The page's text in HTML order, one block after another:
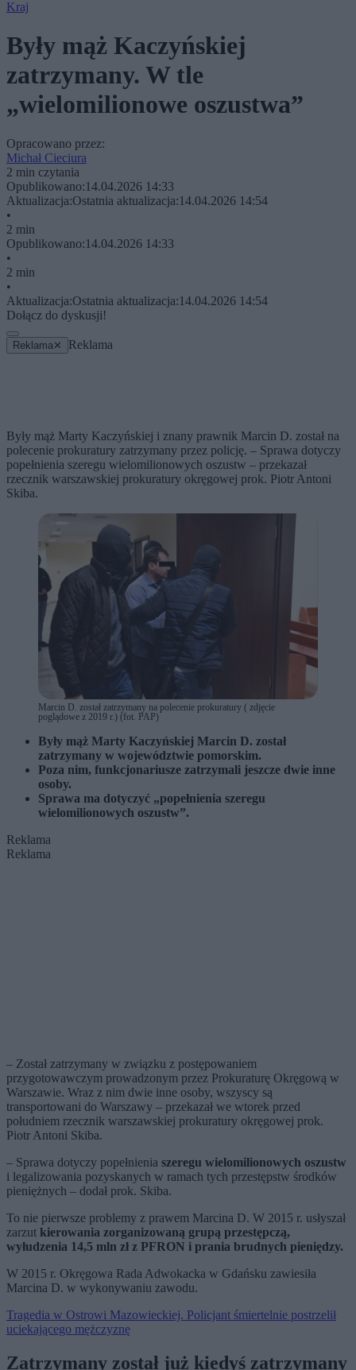
Kraj
Były mąż Kaczyńskiej
zatrzymany. W tle
„wielomilionowe oszustwa”
Opracowano przez:
Michał Cieciura
2 min czytania
Opublikowano:14.04.2026 14:33
Aktualizacja:Ostatnia aktualizacja:14.04.2026 14:54
•
2 min
Opublikowano:14.04.2026 14:33
•
2 min
•
Aktualizacja:Ostatnia aktualizacja:14.04.2026 14:54
Dołącz do dyskusji!
Reklama ✕ Reklama
Były mąż Marty Kaczyńskiej i znany prawnik Marcin D. został na
polecenie prokuratury zatrzymany przez policję. – Sprawa dotyczy
popełnienia szeregu wielomilionowych oszustw – przekazał
rzecznik warszawskiej prokuratury okręgowej prok. Piotr Antoni
Skiba.
Marcin D. został zatrzymany na polecenie prokuratury ( zdjęcie
poglądowe z 2019 r.) (fot. PAP)
Były mąż Marty Kaczyńskiej Marcin D. został
zatrzymany w województwie pomorskim.
Poza nim, funkcjonariusze zatrzymali jeszcze dwie inne
osoby.
Sprawa ma dotyczyć „popełnienia szeregu
wielomilionowych oszustw”.
Reklama
Reklama
– Został zatrzymany w związku z postępowaniem
przygotowawczym prowadzonym przez Prokuraturę Okręgową w
Warszawie. Wraz z nim dwie inne osoby, wszyscy są
transportowani do Warszawy – przekazał we wtorek przed
południem rzecznik warszawskiej prokuratury okręgowej prok.
Piotr Antoni Skiba.
– Sprawa dotyczy popełnienia szeregu wielomilionowych oszustw
i legalizowania pozyskanych w ramach tych przestępstw środków
pieniężnych – dodał prok. Skiba.
To nie pierwsze problemy z prawem Marcina D. W 2015 r. usłyszał
zarzut kierowania zorganizowaną grupą przestępczą,
wyłudzenia 14,5 mln zł z PFRON i prania brudnych pieniędzy.
W 2015 r. Okręgowa Rada Adwokacka w Gdańsku zawiesiła
Marcina D. w wykonywaniu zawodu.
Tragedia w Ostrowi Mazowieckiej. Policjant śmiertelnie postrzelił
uciekającego mężczyznę
Zatrzymany został już kiedyś zatrzymany